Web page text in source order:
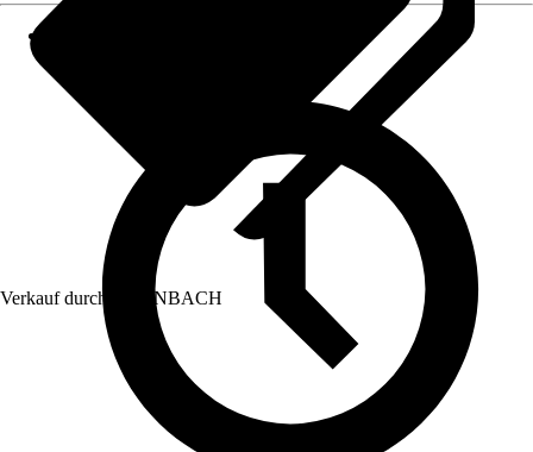
Verkauf durch: HORNBACH